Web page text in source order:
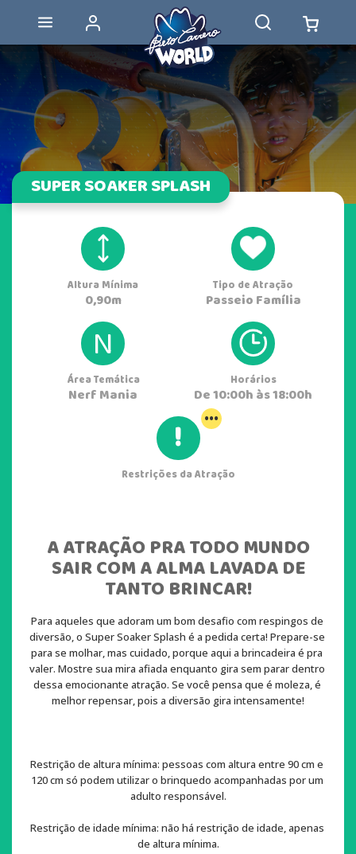
SUPER SOAKER SPLASH
Altura Mínima
0,90m
Tipo de Atração
Passeio Família
N
Área Temática
Nerf Mania
Horários
De 10:00h às 18:00h
Restrições da Atração
...
A ATRAÇÃO PRA TODO MUNDO
SAIR COM A ALMA LAVADA DE
TANTO BRINCAR!
Para aqueles que adoram um bom desafio com respingos de
diversão, o Super Soaker Splash é a pedida certa! Prepare-se
para se molhar, mas cuidado, porque aqui a brincadeira é pra
valer. Mostre sua mira afiada enquanto gira sem parar dentro
dessa emocionante atração. Se você pensa que é moleza, é
melhor repensar, pois a diversão gira intensamente!
Restrição de altura mínima: pessoas com altura entre 90 cm e
120 cm só podem utilizar o brinquedo acompanhadas por um
adulto responsável.
Restrição de idade mínima: não há restrição de idade, apenas
de altura mínima.